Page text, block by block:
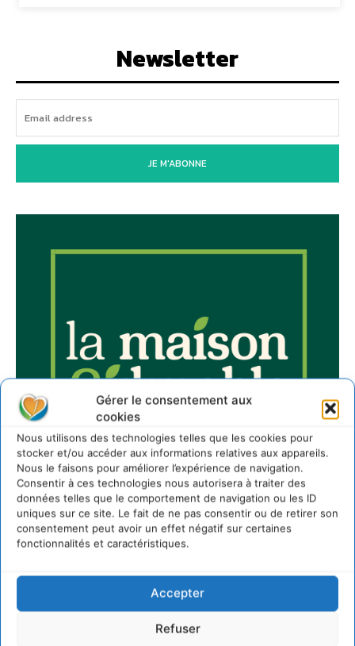
Gérer le consentement aux
cookies
Nous utilisons des technologies telles que les cookies pour
stocker et/ou accéder aux informations relatives aux appareils.
Nous le faisons pour améliorer l’expérience de navigation.
Consentir à ces technologies nous autorisera à traiter des
données telles que le comportement de navigation ou les ID
uniques sur ce site. Le fait de ne pas consentir ou de retirer son
consentement peut avoir un effet négatif sur certaines
fonctionnalités et caractéristiques.
Accepter
Refuser
Newsletter
JE M'ABONNE
Sur Cdurable
Comment le sol français a perdu sa mémoire